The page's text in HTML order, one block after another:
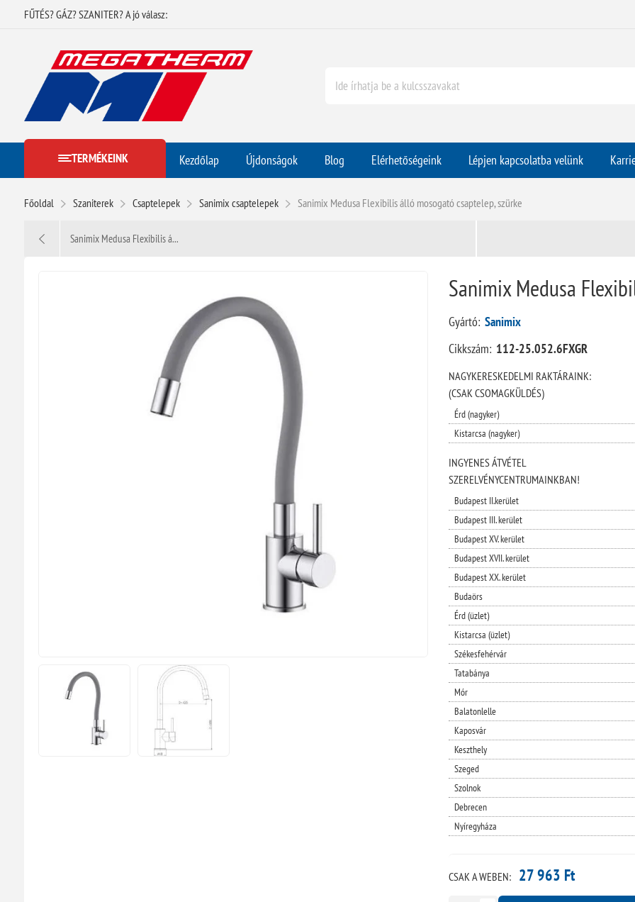
FŰTÉS? GÁZ? SZANITER? A jó válasz:
TERMÉKEINK Kezdőlap Újdonságok Blog Elérhetőségeink Lépjen kapcsolatba velünk
Főoldal Szaniterek Csaptelepek Sanimix csaptelepek Sanimix Medusa Flexibilis álló mosogató csaptelep, szürke
Sanimix Medusa Flexibilis á...
Sanimix Medusa
Gyártó: Sanimix
Cikkszám: 112-25.052.6FXGR
NAGYKERESKEDELMI RAKTÁRAINK:
(CSAK CSOMAGKÜLDÉS)
Érd (nagyker)
Kistarcsa (nagyker)
INGYENES ÁTVÉTEL
SZERELVÉNYCENTRUMAINKBAN!
Budapest II.kerület
Budapest III. kerület
Budapest XV. kerület
Budapest XVII. kerület
Budapest XX. kerület
Budaörs
Érd (üzlet)
Kistarcsa (üzlet)
Székesfehérvár
Tatabánya
Mór
Balatonlelle
Kaposvár
Keszthely
Szeged
Szolnok
Debrecen
Nyíregyháza
CSAK A WEBEN: 27 963 Ft